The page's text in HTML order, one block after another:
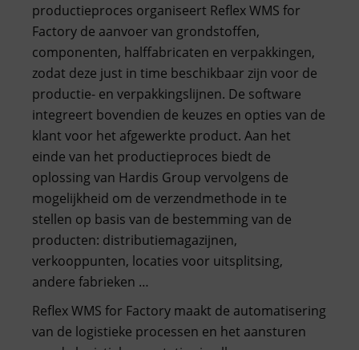
productieproces organiseert Reflex WMS for
Factory de aanvoer van grondstoffen,
componenten, halffabricaten en verpakkingen,
zodat deze just in time beschikbaar zijn voor de
productie- en verpakkingslijnen. De software
integreert bovendien de keuzes en opties van de
klant voor het afgewerkte product. Aan het
einde van het productieproces biedt de
oplossing van Hardis Group vervolgens de
mogelijkheid om de verzendmethode in te
stellen op basis van de bestemming van de
producten: distributiemagazijnen,
verkooppunten, locaties voor uitsplitsing,
andere fabrieken …
Reflex WMS for Factory maakt de automatisering
van de logistieke processen en het aansturen